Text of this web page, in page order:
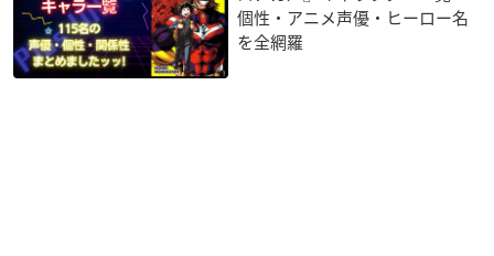
個性・アニメ声優・ヒーロー名
を全網羅